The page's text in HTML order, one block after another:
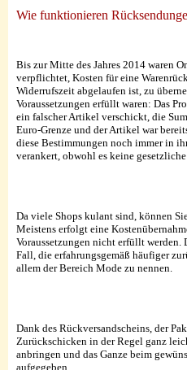
Wie funktionieren
Bis zur Mitte des Jahres 2014 waren
verpflichtet, Kosten für eine
Widerrufszeit abgelaufen ist, zu
Voraussetzungen erfüllt waren: Das
ein falscher Artikel verschickt, die
Euro-Grenze und der Artikel war
diese Bestimmungen noch immer in
verankert, obwohl es keine
Da viele Shops kulant sind, können
Meistens erfolgt eine
Voraussetzungen nicht erfüllt werden.
Fall, die erfahrungsgemäß häufiger
allem der Bereich Mode zu nennen.
Dank des Rückversandscheins, der
Zurückschicken in der Regel ganz
anbringen und das Ganze beim
aufgegeben.